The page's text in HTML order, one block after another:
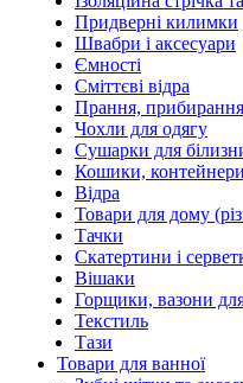
Придверні килимки
Швабри і аксесуари
Ємності
Сміттєві відра
Прання,
Чохли для одягу
Сушарки для
Кошики,
Відра
Товари для дому
Тачки
Скатертини і
Вішаки
Горщики, вазони для
Текстиль
Тази
Товари для ванної